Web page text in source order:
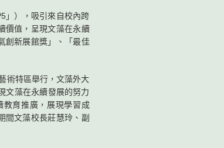
），吸引來自校內跨
價值，呈現文藻在永續
創新展館獎」、「最佳
術特區舉行，文藻外大
文藻在永續發展的努力
教育推廣，展現學習成
間文藻校長莊慧玲、副